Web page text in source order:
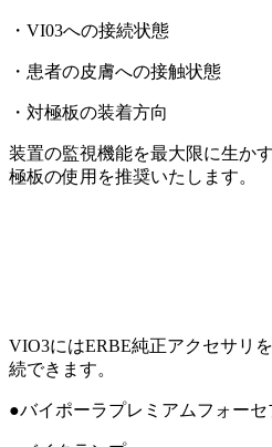
・VI03への接続状態
・患者の皮膚への接触状態
・対極板の装着方向
装置の監視機能を最大限に生か
極板の使用を推奨いたします。
VIO3にはERBE純正アクセサリ
続できます。
●バイポーラプレミアムフォーセ